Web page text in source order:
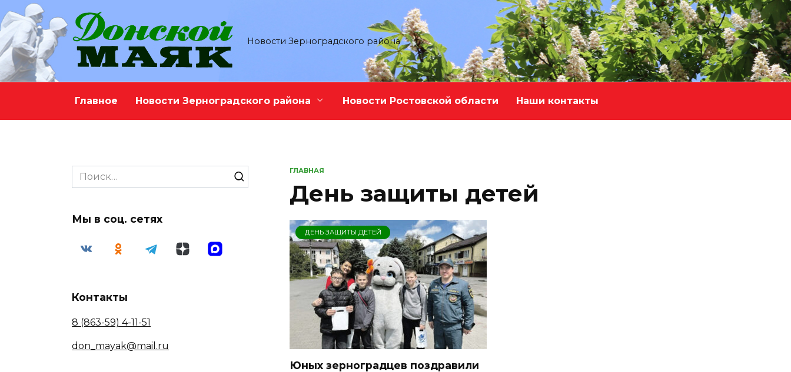
Перейти
к
содержанию
Новости Зерноградского района
Главное Новости Зерноградского района Новости Ростовской области Наши контакты
ГЛАВНАЯ
День защиты детей
ДЕНЬ ЗАЩИТЫ ДЕТЕЙ
Юных зерноградцев поздравили
Search
for:
Мы в соц. сетях
Контакты
8 (863-59) 4-11-51
don_mayak@mail.ru